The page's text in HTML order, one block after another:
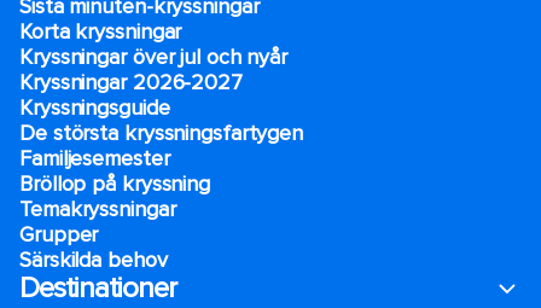
Sista minuten-kryssningar
Korta kryssningar
Kryssningar över jul och nyår
Kryssningar 2026-2027
Kryssningsguide
De största kryssningsfartygen
Familjesemester
Bröllop på kryssning
Temakryssningar
Grupper
Särskilda behov
Destinationer